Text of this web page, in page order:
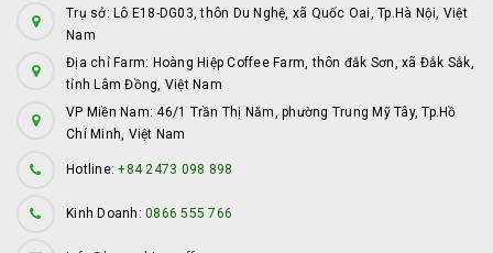
Trụ sở: Lô E18-DG03, thôn Du Nghệ, xã Quốc Oai, Tp.Hà Nội, Việt
Nam
Địa chỉ Farm: Hoàng Hiệp Coffee Farm, thôn đắk Sơn, xã Đắk Sắk,
tỉnh Lâm Đồng, Việt Nam
VP Miền Nam: 46/1 Trần Thị Năm, phường Trung Mỹ Tây, Tp.Hồ
Chí Minh, Việt Nam
Hotline:+84 2473 098 898
Kinh Doanh: 0866 555 766